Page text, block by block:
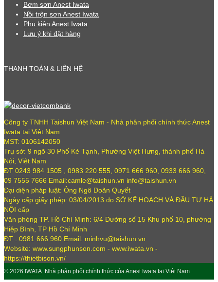
Bơm sơn Anest Iwata
Nồi trộn sơn Anest Iwata
Phụ kiện Anest Iwata
Lưu ý khi đặt hàng
THANH TOÁN & LIÊN HỆ
Công ty TNHH Taishun Việt Nam - Nhà phân phối chính thức Anest
Iwata tại Việt Nam
MST: 0106142050
Trụ sở: 9 ngõ 30 Phố Kẻ Tạnh, Phường Việt Hưng, thành phố Hà
Nội, Việt Nam
ĐT 0243 984 1505 , 0983 220 555, 0971 666 960, 0933 666 960,
09 7555 7666 Email:camle@taishun.vn info@taishun.vn
Đại diện pháp luật: Ông Ngô Doãn Quyết
Ngày cấp giấy phép: 03/04/2013 do SỞ KẾ HOẠCH VÀ ĐẦU TƯ HÀ
NỘI cấp
Văn phòng TP. Hồ Chí Minh: 6/4 Đường số 15 Khu phố 10, phường
Hiệp Bình, TP Hồ Chí Minh
ĐT : 0981 666 960 Email: minhvu@taishun.vn
Website: www.sungphunson.com - www.iwata.vn -
https://thietbison.vn/
© 2026 IWATA. Nhà phân phối chính thức của Anest Iwata tại Việt Nam .